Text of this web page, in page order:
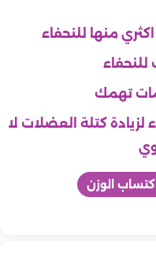
منها للنحفاء
تهمك
لزيادة كتلة العضلات لا
اكتساب الوزن